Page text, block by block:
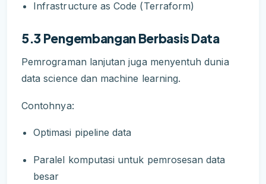
Infrastructure as Code (Terraform)
5.3 Pengembangan Berbasis Data
Pemrograman lanjutan juga menyentuh dunia
data science dan machine learning.
Contohnya:
Optimasi pipeline data
Paralel komputasi untuk pemrosesan data
besar